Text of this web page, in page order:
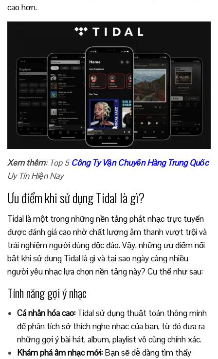
cao hơn.
Xem thêm: Top 5 Công Ty Vận Chuyển Hàng Trung Quốc
Uy Tín Hiện Nay
Ưu điểm khi sử dụng Tidal là gì?
Tidal là một trong những nền tảng phát nhạc trực tuyến
được đánh giá cao nhờ chất lượng âm thanh vượt trội và
trải nghiệm người dùng độc đáo. Vậy, những ưu điểm nổi
bật khi sử dụng Tidal là gì và tại sao ngày càng nhiều
người yêu nhạc lựa chọn nền tảng này? Cụ thể như sau:
Tính năng gợi ý nhạc
Cá nhân hóa cao: Tidal sử dụng thuật toán thông minh
để phân tích sở thích nghe nhạc của bạn, từ đó đưa ra
những gợi ý bài hát, album, playlist vô cùng chính xác.
Khám phá âm nhạc mới: Bạn sẽ dễ dàng tìm thấy